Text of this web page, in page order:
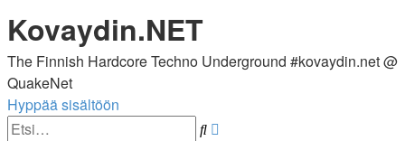
Kovaydin.NET
The Finnish Hardcore Techno Underground #kovaydin.net @
QuakeNet
Hyppää sisältöön
Etsi